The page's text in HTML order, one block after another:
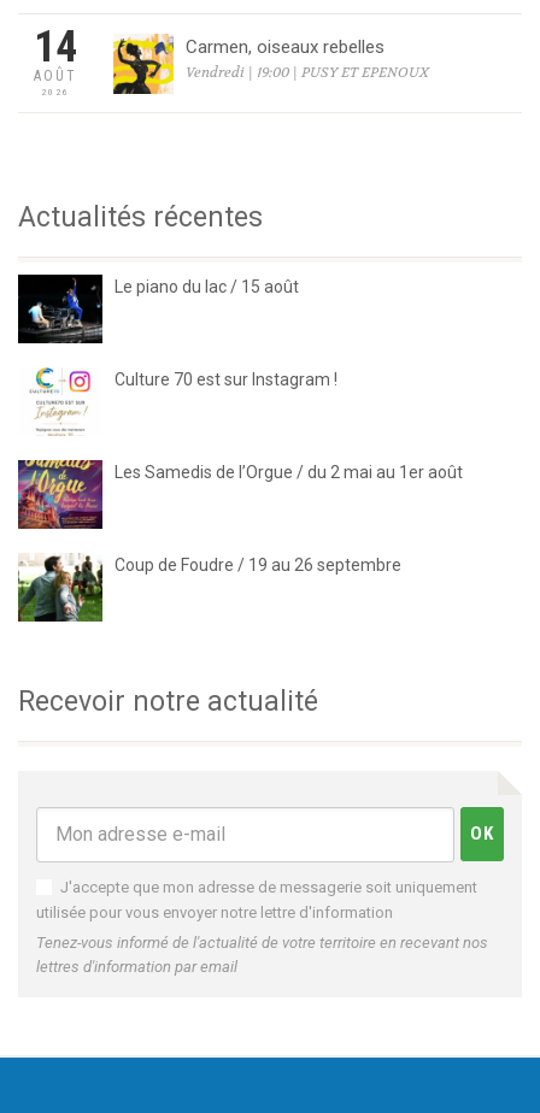
14
AOÛT
2026
Carmen, oiseaux rebelles
Vendredi | 19:00 | PUSY ET EPENOUX
Actualités récentes
Le piano du lac / 15 août
Culture 70 est sur Instagram !
Les Samedis de l’Orgue / du 2 mai au 1er août
Coup de Foudre / 19 au 26 septembre
Recevoir notre actualité
J'accepte que mon adresse de messagerie soit uniquement
utilisée pour vous envoyer notre lettre d'information
Tenez-vous informé de l'actualité de votre territoire en recevant nos
lettres d'information par email